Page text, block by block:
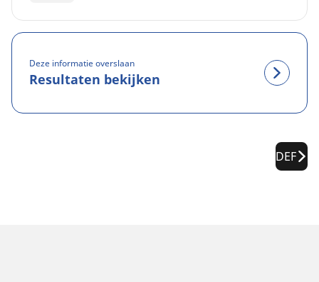
Deze informatie overslaan
Resultaten bekijken
DEF